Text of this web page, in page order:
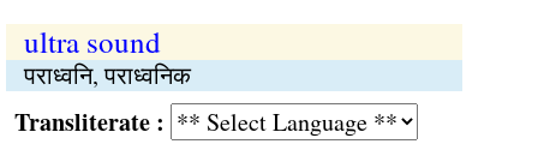
ultra sound
पराध्वनि, पराध्वनिक
: